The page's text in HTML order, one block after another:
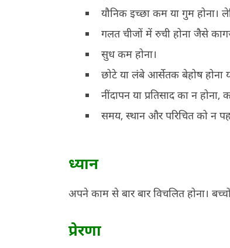
यौनिक इच्छा कम या गुम होना।
गलत चीजों में रुची होना जैसे
सुध कम होना।
छोटे या लंबे आर्सेतक बेहोष होना
नींदापन या प्रतिसाद का न होना,
समय, स्थान और परिचित को न
ध्यान
अपने काम से बार बार विचलित होना।
प्रेरणा